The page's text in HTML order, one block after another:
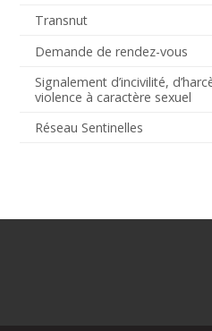
Transnut
Demande de rendez-vous
Signalement d’incivilité,
violence à caractère sexuel
Réseau Sentinelles